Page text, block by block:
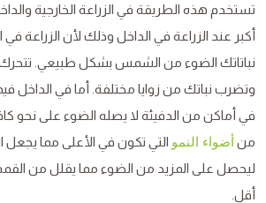
تستخدم هذه الطريقة في الزراعة الخارجية
أكبر عند الزراعة في الداخل وذلك لأن الزراعة في
نباتاتك الضوء من الشمس بشكل طبيعي.
وتضرب نباتك من زوايا مختلفة. أما في الداخل
في أماكن من الدفيئة لا يصله الضوء على نحو
من أضواء النمو التي تكون في الأعلى مما يجعل
ليحصل على المزيد من الضوء مما يقلل من القمم
أقل.